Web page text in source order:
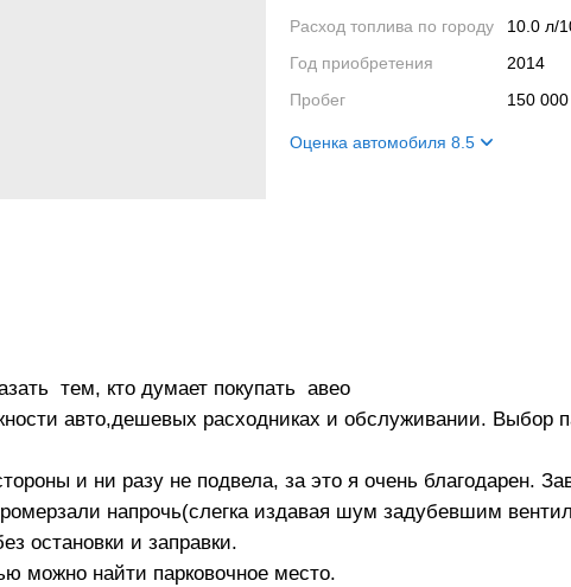
Расход топлива по городу
10.0 л/
Год приобретения
2014
Пробег
150
Оценка автомобиля 8.5
тем, кто думает покупать авео
авто,дешевых расходниках и обслуживании. Выбор
и ни разу не подвела, за это я очень благодарен.
напрочь(слегка издавая шум задубевшим
остановки и заправки.
можно найти парковочное место.